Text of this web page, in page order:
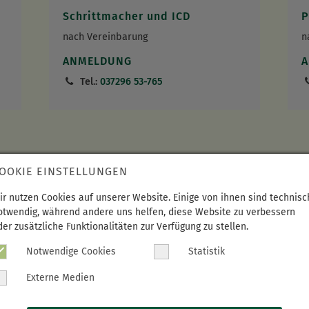
Schrittmacher und ICD
nach Vereinbarung
ANMELDUNG
Tel.: 037296 53-765
UND BEATMUNGSTHERAPIE
EINSTELLUNGEN
nutzen Cookies auf unserer Website. Einige von ihnen sind
während andere uns helfen, diese Website zu verbessern
zusätzliche Funktionalitäten zur Verfügung zu stellen.
Notwendige Cookies Statistik
Externe Medien